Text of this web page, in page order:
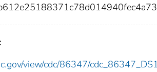
view/cdc/86347/